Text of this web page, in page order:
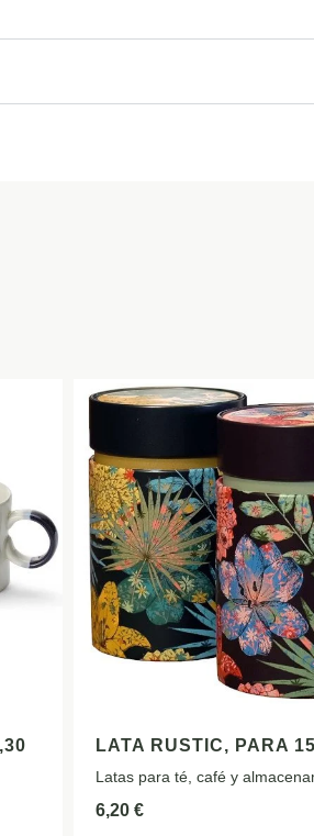
LATA RUSTIC, PARA
Latas para té, café y
6,20 €